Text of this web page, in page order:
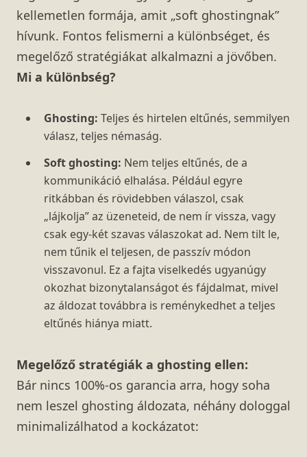
kellemetlen formája, amit „soft ghostingnak”
hívunk. Fontos felismerni a különbséget, és
megelőző stratégiákat alkalmazni a jövőben.
Mi a különbség?
Ghosting: Teljes és hirtelen eltűnés, semmilyen
válasz, teljes némaság.
Soft ghosting: Nem teljes eltűnés, de a
kommunikáció elhalása. Például egyre
ritkábban és rövidebben válaszol, csak
„lájkolja” az üzeneteid, de nem ír vissza, vagy
csak egy-két szavas válaszokat ad. Nem tilt le,
nem tűnik el teljesen, de passzív módon
visszavonul. Ez a fajta viselkedés ugyanúgy
okozhat bizonytalanságot és fájdalmat, mivel
az áldozat továbbra is reménykedhet a teljes
eltűnés hiánya miatt.
Megelőző stratégiák a ghosting ellen:
Bár nincs 100%-os garancia arra, hogy soha
nem leszel ghosting áldozata, néhány dologgal
minimalizálhatod a kockázatot: